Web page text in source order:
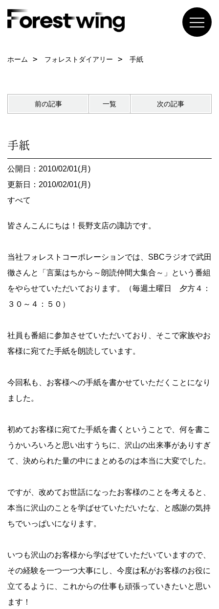
ホーム フォレストダイアリー 手紙
前の記事 一覧 次の記事
手紙
公開日：2010/02/01(月)
更新日：2010/02/01(月)
すべて
皆さんこんにちは！長野支店の諏訪です。
当社フォレストコーポレーションでは、SBCラジオで武田
徹さんと「言葉はちから～朗読仲間大集合～」という番組
をやらせていただいております。（毎週土曜日 夕方４：
３０～４：５０）
社員も番組に参加させていただいており、そこで家族やお
客様に宛てた手紙を朗読しています。
今回私も、お客様への手紙を書かせていただくことになり
ました。
初めてお客様に宛てた手紙を書くということで、何を書こ
うかいろいろと思い出すうちに、沢山の出来事がありすぎ
て、決められた量の中にまとめるのは本当に大変でした。
ですが、改めてお世話になったお客様のことを考えると、
本当に沢山のことを学ばせていただいたな、と感謝の気持
ちでいっぱいになります。
いつも沢山のお客様から学ばせていただいていますので、
その経験を一つ一つ大事にし、今度は私がお客様のお役に
立てるように、これからの仕事も頑張っていきたいと思い
ます！